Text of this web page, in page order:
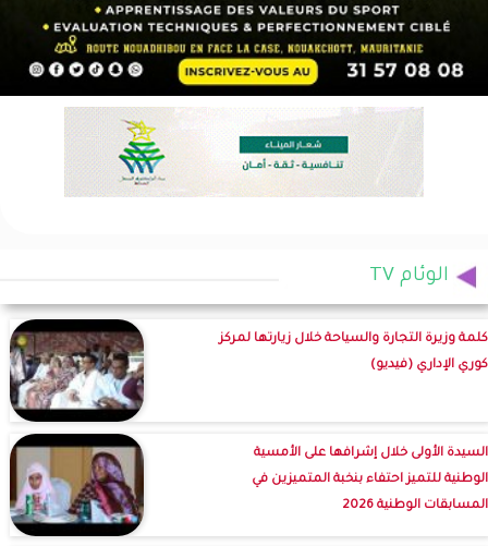
الوئام TV
كلمة وزيرة التجارة والسياحة خلال زيارتها لمركز
كوري الإداري (فيديو)
السيدة الأولى خلال إشرافها على الأمسية
الوطنية للتميز احتفاء بنخبة المتميزين في
المسابقات الوطنية 2026